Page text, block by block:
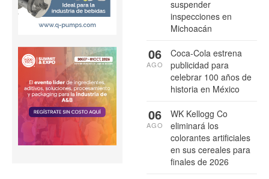
suspender
inspecciones en
Michoacán
Coca-Cola estrena
publicidad para
celebrar 100 años de
historia en México
06
AGO
WK Kellogg Co
eliminará los
colorantes artificiales
en sus cereales para
finales de 2026
06
AGO